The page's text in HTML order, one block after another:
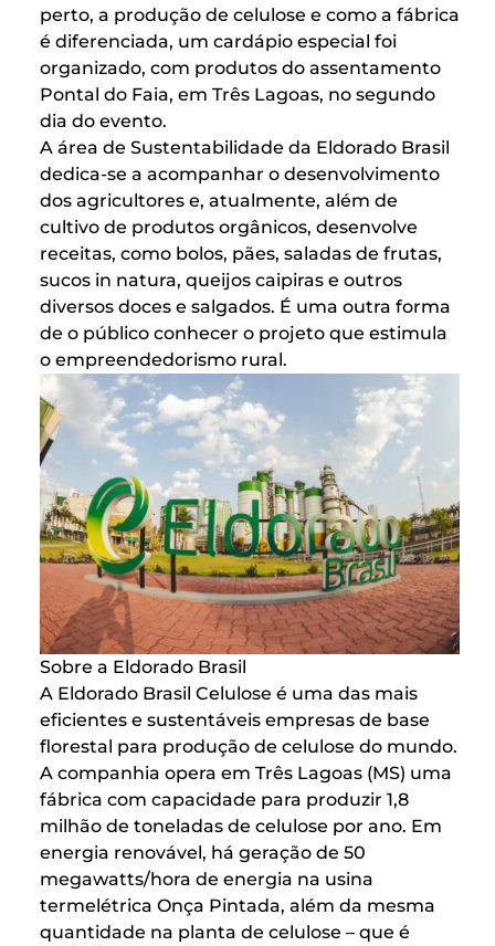
perto, a produção de celulose e como a fábrica
é diferenciada, um cardápio especial foi
organizado, com produtos do assentamento
Pontal do Faia, em Três Lagoas, no segundo
dia do evento.
A área de Sustentabilidade da Eldorado Brasil
dedica-se a acompanhar o desenvolvimento
dos agricultores e, atualmente, além de
cultivo de produtos orgânicos, desenvolve
receitas, como bolos, pães, saladas de frutas,
sucos in natura, queijos caipiras e outros
diversos doces e salgados. É uma outra forma
de o público conhecer o projeto que estimula
o empreendedorismo rural.
Sobre a Eldorado Brasil
A Eldorado Brasil Celulose é uma das mais
eficientes e sustentáveis empresas de base
florestal para produção de celulose do mundo.
A companhia opera em Três Lagoas (MS) uma
fábrica com capacidade para produzir 1,8
milhão de toneladas de celulose por ano. Em
energia renovável, há geração de 50
megawatts/hora de energia na usina
termelétrica Onça Pintada, além da mesma
quantidade na planta de celulose – que é